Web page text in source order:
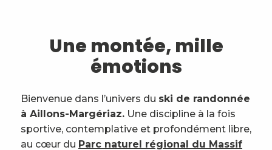
Une montée, mille
émotions
Bienvenue dans l’univers du ski de randonnée
à Aillons-Margériaz. Une discipline à la fois
sportive, contemplative et profondément libre,
au cœur du Parc naturel régional du Massif